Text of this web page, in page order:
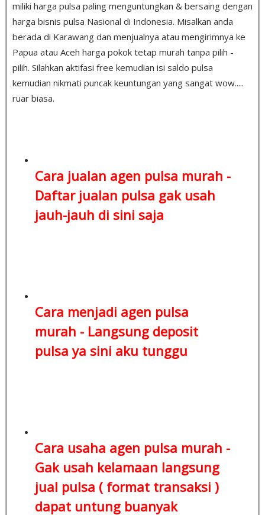
miliki harga pulsa paling menguntungkan & bersaing dengan
harga bisnis pulsa Nasional di Indonesia. Misalkan anda
berada di Karawang dan menjualnya atau mengirimnya ke
Papua atau Aceh harga pokok tetap murah tanpa pilih -
pilih. Silahkan aktifasi free kemudian isi saldo pulsa
kemudian nikmati puncak keuntungan yang sangat wow.....
ruar biasa.
Cara jualan agen pulsa murah -
Daftar jualan pulsa gak usah
jauh-jauh di sini saja
Cara menjadi agen pulsa
murah - Langsung deposit
pulsa ya sini aku tunggu
Cara usaha agen pulsa murah -
Gak usah kelamaan langsung
jual pulsa ( format transaksi )
dapat untung buanyak